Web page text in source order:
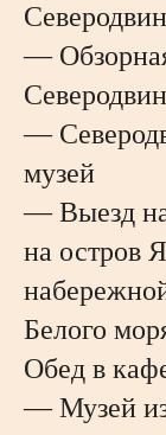
—
—
музей
— Выезд
на остров
Белого
Обед в
— Музей